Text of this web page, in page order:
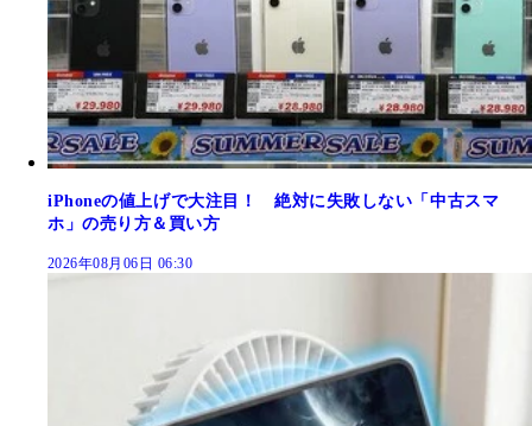
iPhoneの値上げで大注目！ 絶対に失敗しない「中古スマ
ホ」の売り方＆買い方
2026年08月06日 06:30